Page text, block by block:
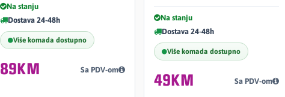
Na stanju
Dostava 24-48h
Više komada dostupno
89KM Sa PDV-om
Na stanju
Dostava 24-48h
Više komada dostupno
49KM Sa PDV-om